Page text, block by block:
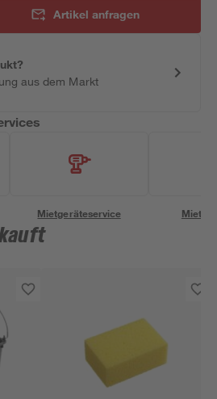
Artikel anfragen
aus dem Markt
Mietgeräteservice